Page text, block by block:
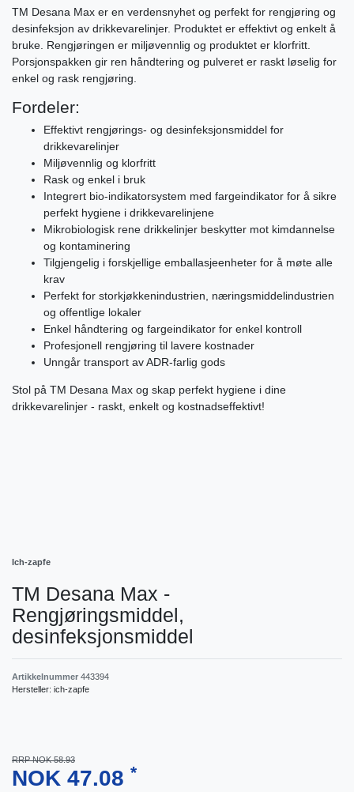
TM Desana Max er en verdensnyhet og perfekt for rengjøring og
desinfeksjon av drikkevarelinjer. Produktet er effektivt og enkelt å
bruke. Rengjøringen er miljøvennlig og produktet er klorfritt.
Porsjonspakken gir ren håndtering og pulveret er raskt løselig for
enkel og rask rengjøring.
Fordeler:
Effektivt rengjørings- og desinfeksjonsmiddel for
drikkevarelinjer
Miljøvennlig og klorfritt
Rask og enkel i bruk
Integrert bio-indikatorsystem med fargeindikator for å sikre
perfekt hygiene i drikkevarelinjene
Mikrobiologisk rene drikkelinjer beskytter mot kimdannelse
og kontaminering
Tilgjengelig i forskjellige emballasjeenheter for å møte alle
krav
Perfekt for storkjøkkenindustrien, næringsmiddelindustrien
og offentlige lokaler
Enkel håndtering og fargeindikator for enkel kontroll
Profesjonell rengjøring til lavere kostnader
Unngår transport av ADR-farlig gods
Stol på TM Desana Max og skap perfekt hygiene i dine
drikkevarelinjer - raskt, enkelt og kostnadseffektivt!
Ich-zapfe
TM Desana Max -
Rengjøringsmiddel,
desinfeksjonsmiddel
Artikkelnummer 443394
Hersteller: ich-zapfe
RRP NOK 58.93
NOK 47.08 *